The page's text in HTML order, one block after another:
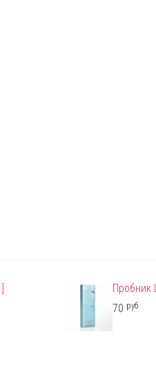
Пробник
70 руб.